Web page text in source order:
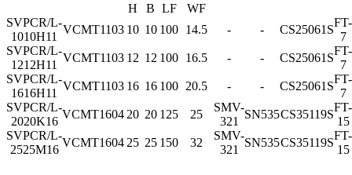
H
B LF
WF
SVPCR/L-
1010H11
VCMT1103 10 10 100 14.5 - - CS25061S
FT-
7
SVPCR/L-
1212H11
VCMT1103 12 12 100 16.5 - - CS25061S
FT-
7
SVPCR/L-
1616H11
VCMT1103 16 16 100 20.5 - - CS25061S
FT-
7
SVPCR/L-
2020K16
VCMT1604 20 20 125 25
SMV-
321
SN535CS35119S
FT-
15
SVPCR/L-
2525M16
VCMT1604 25 25 150 32
SMV-
321
SN535CS35119S
FT-
15